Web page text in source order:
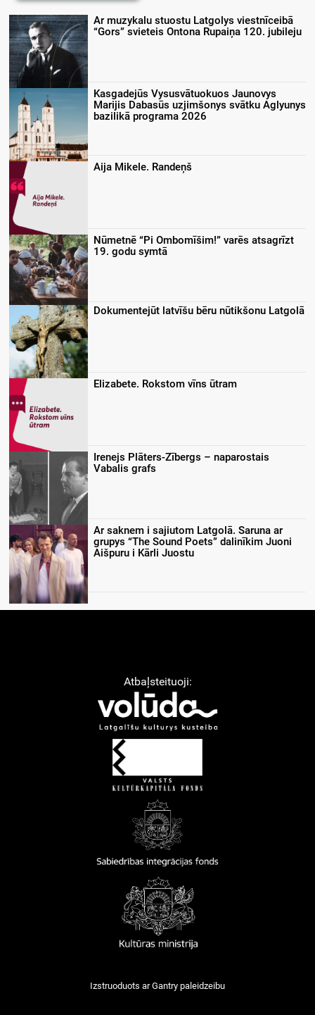
Ar muzykalu stuostu Latgolys viestnīceibā
“Gors” svieteis Ontona Rupaiņa 120. jubileju
Kasgadejūs Vysusvātuokuos Jaunovys
Marijis Dabasūs uzjimšonys svātku Aglyunys
bazilikā programa 2026
Aija Mikele. Randeņš
Nūmetnē “Pi Ombomīšim!” varēs atsagrīzt
19. godu symtā
Dokumentejūt latvīšu bēru nūtikšonu Latgolā
Elizabete. Rokstom vīns ūtram
Irenejs Plāters-Zībergs – naparostais
Vabalis grafs
Ar saknem i sajiutom Latgolā. Saruna ar
grupys “The Sound Poets” dalinīkim Juoni
Aišpuru i Kārli Juostu
Atbaļsteituoji:
Izstruoduots arGantry paleidzeibu